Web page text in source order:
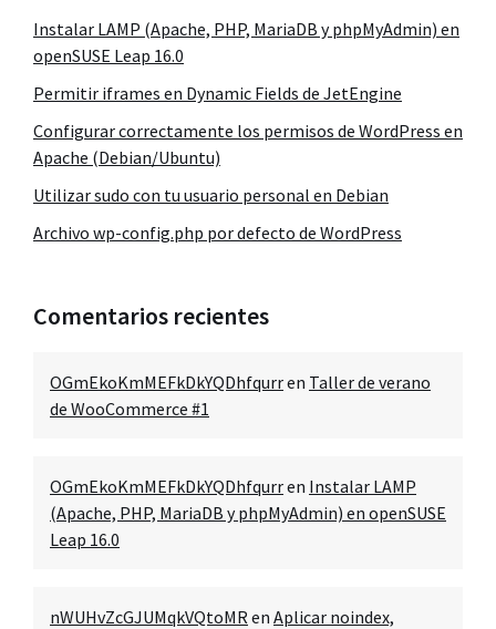
Instalar LAMP (Apache, PHP, MariaDB y phpMyAdmin) en
openSUSE Leap 16.0
Permitir iframes en Dynamic Fields de JetEngine
Configurar correctamente los permisos de WordPress en
Apache (Debian/Ubuntu)
Utilizar sudo con tu usuario personal en Debian
Archivo wp-config.php por defecto de WordPress
Comentarios recientes
OGmEkoKmMEFkDkYQDhfqurren Taller de verano
de WooCommerce #1
OGmEkoKmMEFkDkYQDhfqurren Instalar LAMP
(Apache, PHP, MariaDB y phpMyAdmin) en openSUSE
Leap 16.0
nWUHvZcGJUMqkVQtoMRen Aplicar noindex,